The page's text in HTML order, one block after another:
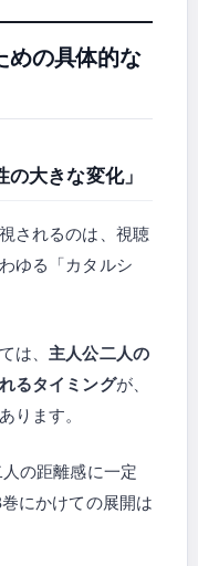
めの具体的な
大きな変化」
されるのは、視聴
ゆる「カタルシ
は、 主人公二人の
るタイミングが、
ります。
の距離感に一定
にかけての展開は